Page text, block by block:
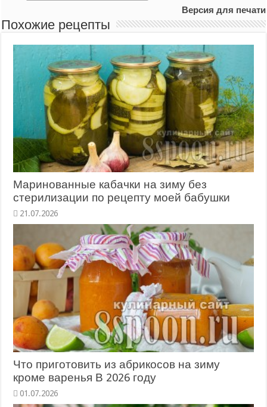
Версия для печати
Похожие рецепты
Маринованные кабачки на зиму без
стерилизации по рецепту моей бабушки
Что приготовить из абрикосов на зиму
кроме варенья В 2026 году